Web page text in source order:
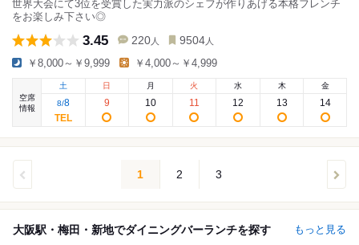
世界大会にて3位を受賞した実力派のシェフが作りあげる本格フレンチ
をお楽しみ下さい◎
3.45 220 人 9504 人
￥8,000～￥9,999 ￥4,000～￥4,999
空席
情報
土
8/8
日
9
月
10
火
11
水
12
木
13
金
14
1 2 3
大阪駅・梅田・新地でダイニングバーランチを探す もっと見る